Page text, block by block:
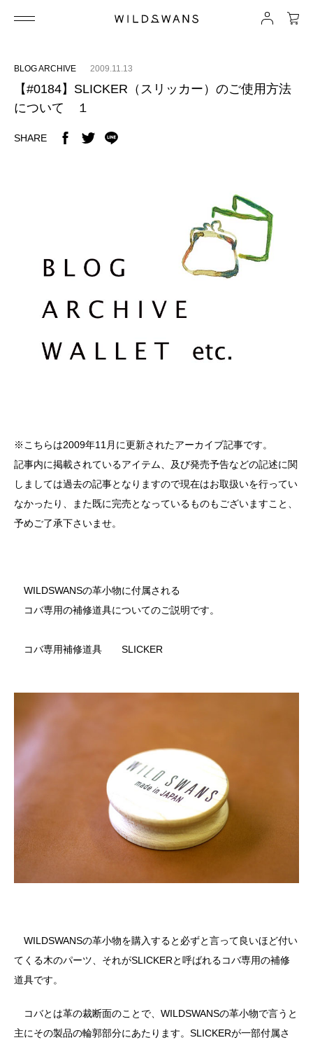
BLOG ARCHIVE 2009.11.13
【#0184】SLICKER（スリッカー）のご使用方法
について １
SHARE
※こちらは2009年11月に更新されたアーカイブ記事です。
記事内に掲載されているアイテム、及び発売予告などの記述に関
しましては過去の記事となりますので現在はお取扱いを行ってい
なかったり、また既に完売となっているものもございますこと、
予めご了承下さいませ。
WILDSWANSの革小物に付属される
コバ専用の補修道具についてのご説明です。
コバ専用補修道具 SLICKER
WILDSWANSの革小物を購入すると必ずと言って良いほど付い
てくる木のパーツ、それがSLICKERと呼ばれるコバ専用の補修
道具です。
コバとは革の裁断面のことで、WILDSWANSの革小物で言うと
主にその製品の輪郭部分にあたります。SLICKERが一部付属さ